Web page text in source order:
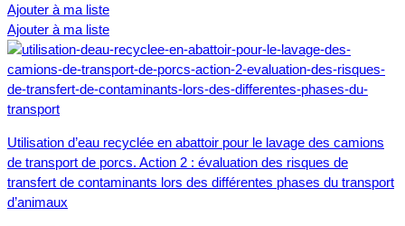
Ajouter à ma liste
Ajouter à ma liste
Utilisation d’eau recyclée en abattoir pour le lavage des camions
de transport de porcs. Action 2 : évaluation des risques de
transfert de contaminants lors des différentes phases du transport
d’animaux